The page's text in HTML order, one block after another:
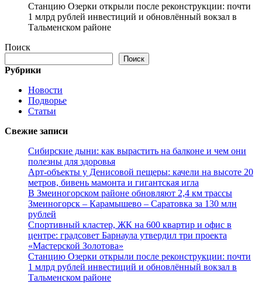
Станцию Озерки открыли после реконструкции: почти
1 млрд рублей инвестиций и обновлённый вокзал в
Тальменском районе
Поиск
Поиск
Рубрики
Новости
Подворье
Статьи
Свежие записи
Сибирские дыни: как вырастить на балконе и чем они
полезны для здоровья
Арт-объекты у Денисовой пещеры: качели на высоте 20
метров, бивень мамонта и гигантская игла
В Змеиногорском районе обновляют 2,4 км трассы
Змеиногорск – Карамышево – Саратовка за 130 млн
рублей
Спортивный кластер, ЖК на 600 квартир и офис в
центре: градсовет Барнаула утвердил три проекта
«Мастерской Золотова»
Станцию Озерки открыли после реконструкции: почти
1 млрд рублей инвестиций и обновлённый вокзал в
Тальменском районе